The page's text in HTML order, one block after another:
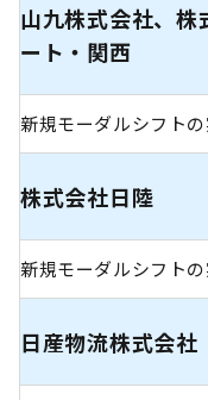
山九株式会社、株
ート・関西
新規モーダルシフト
株式会社日陸
新規モーダルシフト
日産物流株式会社